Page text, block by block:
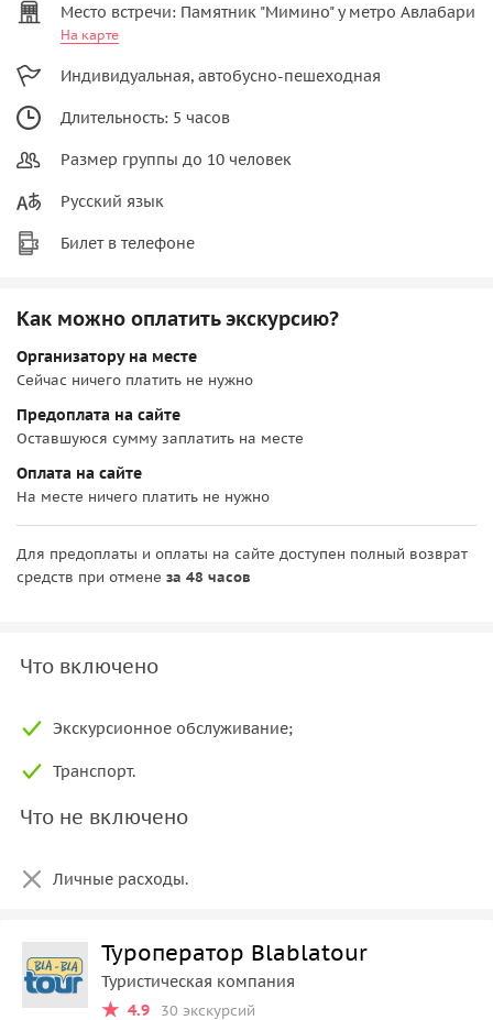
Место встречи: Памятник "Мимино" у метро Авлабари
На карте
Индивидуальная, автобусно-пешеходная
Длительность: 5 часов
Размер группы до 10 человек
Русский язык
Билет в телефоне
Как можно оплатить экскурсию?
Организатору на месте
Сейчас ничего платить не нужно
Предоплата на сайте
Оставшуюся сумму заплатить на месте
Оплата на сайте
На месте ничего платить не нужно
Для предоплаты и оплаты на сайте доступен полный возврат
средств при отмене за 48 часов
Что включено
Экскурсионное обслуживание;
Транспорт.
Что не включено
Личные расходы.
Туроператор Blablatour
Туристическая компания
4.9
30 экскурсий